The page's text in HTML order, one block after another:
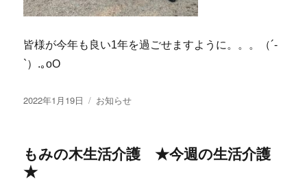
皆様が今年も良い1年を過ごせますように。。。（´-
`）.｡oO
投
2022年1月19日
カ
ー
お知らせ
もみの木生活介護 ★今週の生活介護
★